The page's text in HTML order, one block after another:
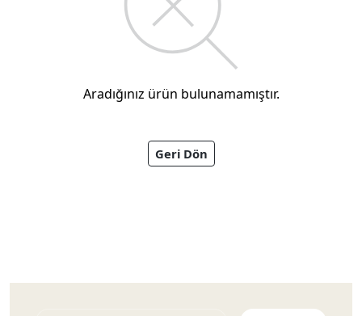
Aradığınız ürün bulunamamıştır.
Geri Dön